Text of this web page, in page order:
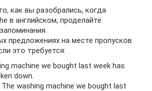
как вы разобрались, когда
в английском, проделайте
предложениях на месте пропусков
это требуется:
machine we bought last week has
down.
washing machine we bought last